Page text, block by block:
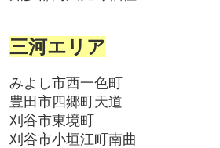
三河エリア
みよし市西一色町
豊田市四郷町天道
刈谷市東境町
刈谷市小垣江町南曲